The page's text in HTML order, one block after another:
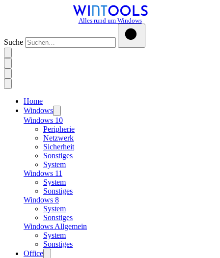
Alles rund um Windows
Suche
Home
Windows
Windows 10
Peripherie
Netzwerk
Sicherheit
Sonstiges
System
Windows 11
System
Sonstiges
Windows 8
System
Sonstiges
Windows Allgemein
System
Sonstiges
Office